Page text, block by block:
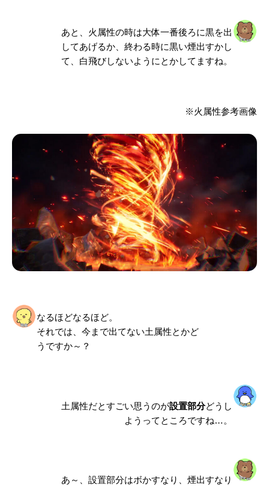
あと、火属性の時は大体一番後ろに黒を出
してあげるか、終わる時に黒い煙出すかし
て、白飛びしないようにとかしてますね。
※火属性参考画像
なるほどなるほど。
それでは、今まで出てない土属性とかど
うですか～？
土属性だとすごい思うのが設置部分どうし
ようってところですね…。
あ～、設置部分はボかすなり、煙出すなり